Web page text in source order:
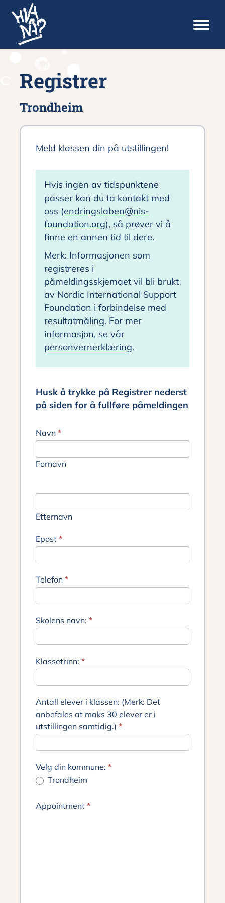
Registrer
Trondheim
Registrer
Meld klassen din på utstillingen!
Hvis ingen av tidspunktene
passer kan du ta kontakt med
oss (endringslaben@nis-
foundation.org), så prøver vi å
finne en annen tid til dere.
Merk: Informasjonen som
registreres i
påmeldingsskjemaet vil bli brukt
av Nordic International Support
Foundation i forbindelse med
resultatmåling. For mer
informasjon, se vår
personvernerklæring.
Husk å trykke på Registrer nederst
på siden for å fullføre påmeldingen
Navn *
Fornavn
Etternavn
Epost *
Telefon *
Skolens navn: *
Klassetrinn: *
Antall elever i klassen: (Merk: Det
anbefales at maks 30 elever er i
utstillingen samtidig.) *
Velg din kommune: *
Trondheim
Appointment *